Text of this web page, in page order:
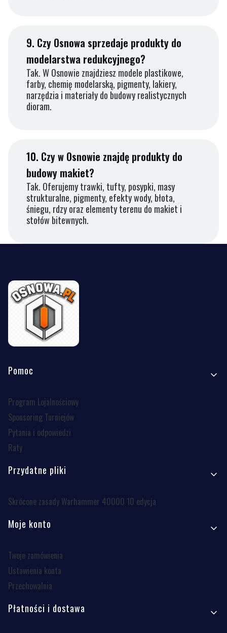
9. Czy Osnowa sprzedaje produkty do
modelarstwa redukcyjnego?
Tak. W Osnowie znajdziesz modele plastikowe,
farby, chemię modelarską, pigmenty, lakiery,
narzędzia i materiały do budowy realistycznych
dioram.
10. Czy w Osnowie znajdę produkty do
budowy makiet?
Tak. Oferujemy trawki, tufty, posypki, masy
strukturalne, pigmenty, efekty wody, błota,
śniegu, rdzy oraz elementy terenu do makiet i
stołów bitewnych.
Linki w stopce
Pomoc
Program Lojalnościowy
Sponsoring Turniejów
Pytania i odpowiedzi
Raty
Przydatne pliki
Skrócone zasady Warhammer 40000 10 edycja
Moje konto
Twoje zamówienia
Ustawienia konta
Przechowalnia
Płatności i dostawa